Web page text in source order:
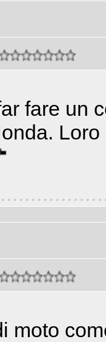
fare un
moto